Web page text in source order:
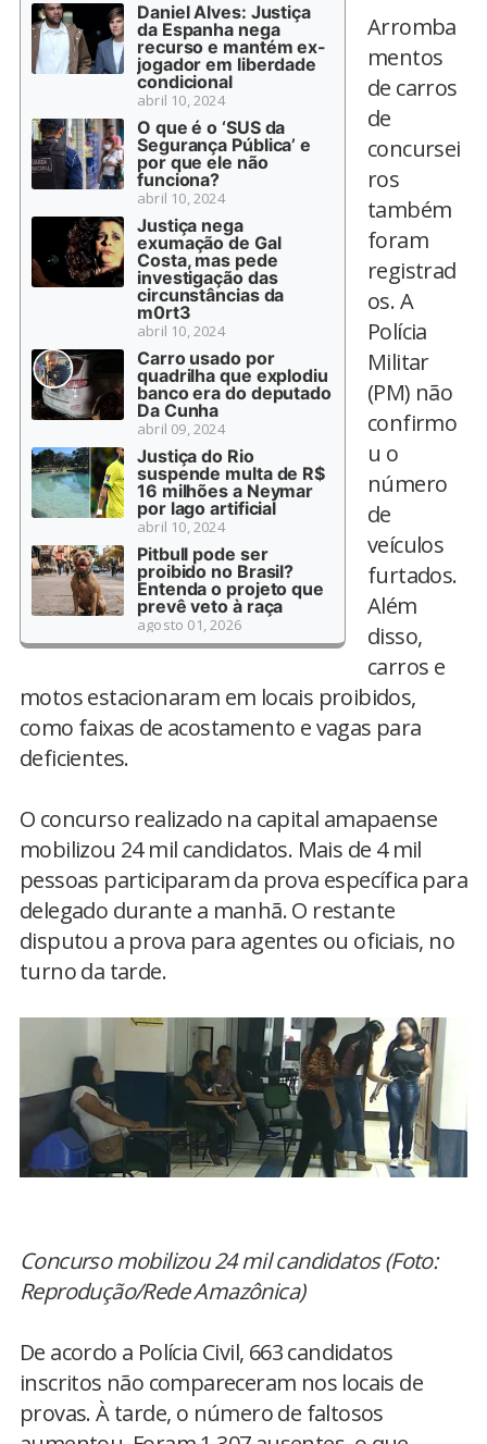
Daniel Alves: Justiça
da Espanha nega
recurso e mantém ex-
jogador em liberdade
condicional
abril 10, 2024
O que é o ‘SUS da
Segurança Pública’ e
por que ele não
funciona?
abril 10, 2024
Justiça nega
exumação de Gal
Costa, mas pede
investigação das
circunstâncias da
m0rt3
abril 10, 2024
Carro usado por
quadrilha que explodiu
banco era do deputado
Da Cunha
abril 09, 2024
Justiça do Rio
suspende multa de R$
16 milhões a Neymar
por lago artificial
abril 10, 2024
Pitbull pode ser
proibido no Brasil?
Entenda o projeto que
prevê veto à raça
agosto 01, 2026
Arromba
mentos
de carros
de
concursei
ros
também
foram
registrad
os. A
Polícia
Militar
(PM) não
confirmo
u o
número
de
veículos
furtados.
Além
disso,
carros e
motos estacionaram em locais proibidos,
como faixas de acostamento e vagas para
deficientes.
O concurso realizado na capital amapaense
mobilizou 24 mil candidatos. Mais de 4 mil
pessoas participaram da prova específica para
delegado durante a manhã. O restante
disputou a prova para agentes ou oficiais, no
turno da tarde.
Concurso mobilizou 24 mil candidatos (Foto:
Reprodução/Rede Amazônica)
De acordo a Polícia Civil, 663 candidatos
inscritos não compareceram nos locais de
provas. À tarde, o número de faltosos